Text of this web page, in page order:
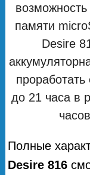
памяти
Desire
до 21 часа в
Полные
Desire 816